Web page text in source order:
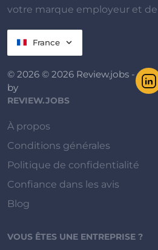
votre marque employeur et de
France
© 2026 © 2026 Review.jobs -
by
REVIEW.JOBS
À propos
Conditions générales
Politique de confidentialité
Confiance dans les avis
Blog
VOUS ÊTES UNE ENTREPRISE ?